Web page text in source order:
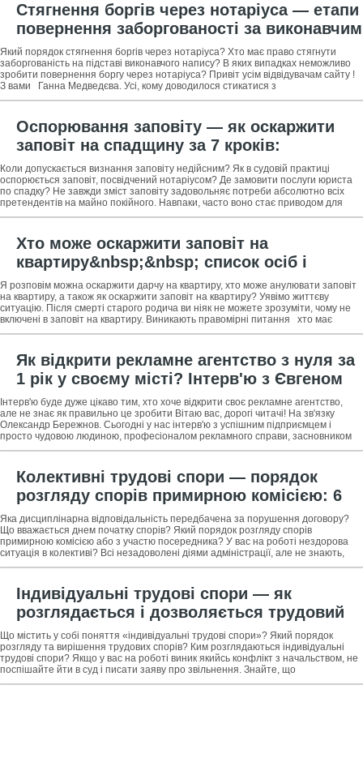
Стягнення боргів через нотаріуса — етапи
повернення заборгованості за виконавчим
написом нотаріуса + професійна
допомога при стягненні боргів через
нотаріуса
Який порядок стягнення боргів через нотаріуса? Хто має право стягнути
заборгованість на підставі виконавчого напису? В яких випадках неможливо
зробити повернення боргу через нотаріуса? Привіт усім відвідувачам сайту !
З вами Ганна Медведєва. Усі, кому доводилося стикатися з
Оспорювання заповіту — як оскаржити
заповіт на спадщину за 7 кроків:
інструкція та корисні поради +
професійна допомога у визнанні заповіту
недійсним
Коли допускається визнання заповіту недійсним? Як в судовій практиці
оспорюється заповіт, посвідчений нотаріусом? Де замовити послуги юриста
по спадку? Не завжди зміст заповіту задовольняє потреби абсолютно всіх
претендентів на майно покійного. Навпаки, часто воно стає приводом для
розбрату і
Хто може оскаржити заповіт на
квартиру&nbsp;&nbsp; список осіб і
покрокова інструкція з оскарження
дарчим + поради як анулювати заповіт на
квартиру
Я розповім можна оскаржити дарчу на квартиру, хто може анулювати заповіт
на квартиру, а також як оскаржити заповіт на квартиру? Уявімо життєву
ситуацію. Після смерті старого родича ви ніяк не можете зрозуміти, чому не
включені в заповіт на квартиру. Виникають правомірні питання хто має
Як відкрити рекламне агентство з нуля за
1 рік у своєму місті? Інтерв'ю з Євгеном
Коробко&nbsp;&nbsp; засновником і
керівником фірми &laquo;РекЛайм&raquo;
Інтерв'ю буде дуже цікаво тим, хто хоче відкрити своє рекламне агентство,
але не знає як правильно це зробити Вітаю вас, дорогі читачі! На зв'язку
Олександр Бережнов. Сьогодні у нас інтерв'ю з успішним підприємцем і
просто чудовою людиною, професіоналом рекламного справи, засновником
компанії
Колективні трудові спори — порядок
розгляду спорів примирною комісією: 6
основних етапів + дисциплінарна
відповідальність роботодавця за
результатами спорів за участю
посередника
Яка дисциплінарна відповідальність передбачена за порушення договору?
Що вважається днем початку спорів? Який порядок розгляду спорів
примирною комісією або з участю посередника? У вас на роботі нездорова
ситуація в колективі? Всі незадоволені діями адміністрації, але не знають,
що робити? Не
Індивідуальні трудові спори — як
розглядається і дозволяється трудовий
спір: 5 основних етапів + порядок дій при
оскарженні рішення комісії по трудових
спорах
Що містить у собі поняття «індивідуальні трудові спори»? Який порядок
розгляду та вирішення трудових спорів? Ким розглядаються індивідуальні
трудові спори? Якщо у вас на роботі виник якийсь конфлікт з начальством, не
поспішайте йти в суд і писати заяву про звільнення. Знайте, що
індивідуальні